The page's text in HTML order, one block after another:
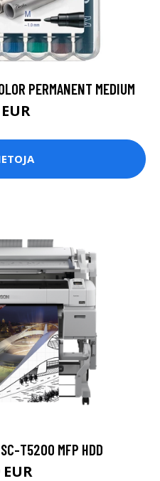
PERMANENT MEDIUM
SC-T5200 MFP HDD